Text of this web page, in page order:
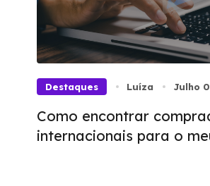
Destaques Luíza Julho
Como encontrar
internacionais para o